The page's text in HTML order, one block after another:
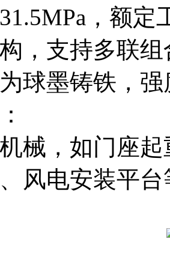
，额定
，支持多联
球墨铸铁，
械，如门座
风电安装平